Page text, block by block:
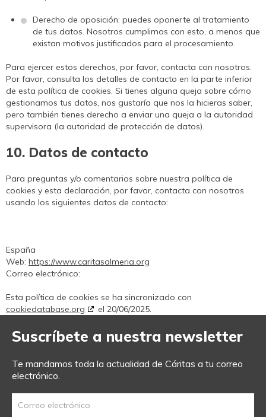
Derecho de oposición: puedes oponerte al tratamiento
de tus datos. Nosotros cumplimos con esto, a menos que
existan motivos justificados para el procesamiento.
Para ejercer estos derechos, por favor, contacta con nosotros.
Por favor, consulta los detalles de contacto en la parte inferior
de esta política de cookies. Si tienes alguna queja sobre cómo
gestionamos tus datos, nos gustaría que nos la hicieras saber,
pero también tienes derecho a enviar una queja a la autoridad
supervisora (la autoridad de protección de datos).
10. Datos de contacto
Para preguntas y/o comentarios sobre nuestra política de
cookies y esta declaración, por favor, contacta con nosotros
usando los siguientes datos de contacto:
España
Web: https://www.caritasalmeria.org
Correo electrónico:
Esta política de cookies se ha sincronizado con
cookiedatabase.org
el 20/06/2025.
Suscríbete a nuestra newsletter
Te mandamos toda la actualidad de Cáritas a tu correo
electrónico.